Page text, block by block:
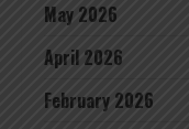
May 2026
April 2026
February 2026